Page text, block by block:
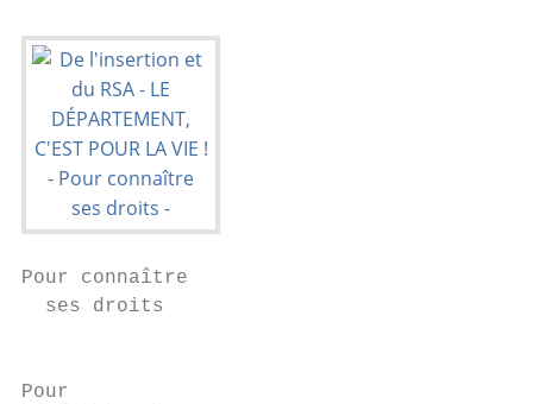
Pour connaître
ses droits
Pour